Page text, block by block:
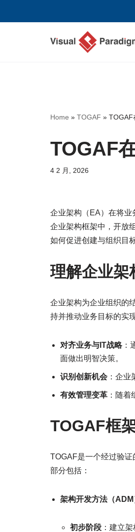
Home » TOGAF » TOGAF
TOGAF
4 2 月, 2026
企业架构（EA）在将业
企业架构框架中，开放
如何促进创建与组织目
理解企业架
企业架构为企业组织的
持并推动业务目标的实
对齐业务与IT战略：
面做出明智决策。
识别创新机会 ：企
有效管理变革 ：随
TOGAF框
TOGAF是一个经过验
部分包括：
架构开发方法（ADM
初步阶段 ：建立